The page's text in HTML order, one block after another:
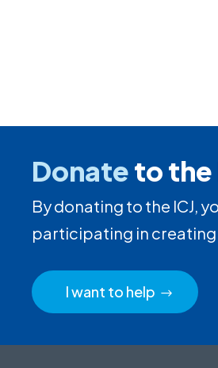
Donateto the
By donating to the ICJ,
participating in creating
I want to help